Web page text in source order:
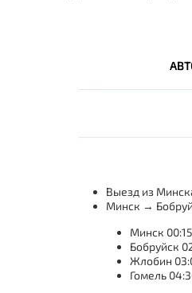
Выезд из
Минск →
Минск
Бобруйск
Жлобин
Гомель